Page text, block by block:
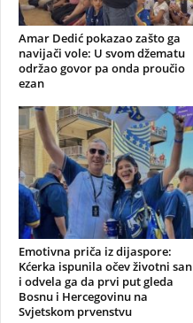
Amar Dedić pokazao zašto ga
navijači vole: U svom džematu
održao govor pa onda proučio
ezan
Emotivna priča iz dijaspore:
Kćerka ispunila očev životni san
i odvela ga da prvi put gleda
Bosnu i Hercegovinu na
Svjetskom prvenstvu